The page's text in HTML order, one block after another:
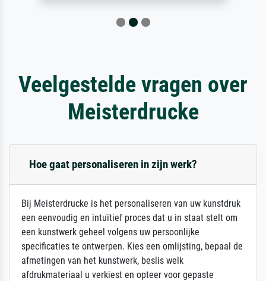
Veelgestelde vragen over
Meisterdrucke
Hoe gaat personaliseren in zijn werk?
Bij Meisterdrucke is het personaliseren van uw kunstdruk
een eenvoudig en intuïtief proces dat u in staat stelt om
een kunstwerk geheel volgens uw persoonlijke
specificaties te ontwerpen. Kies een omlijsting, bepaal de
afmetingen van het kunstwerk, beslis welk
afdrukmateriaal u verkiest en opteer voor gepaste